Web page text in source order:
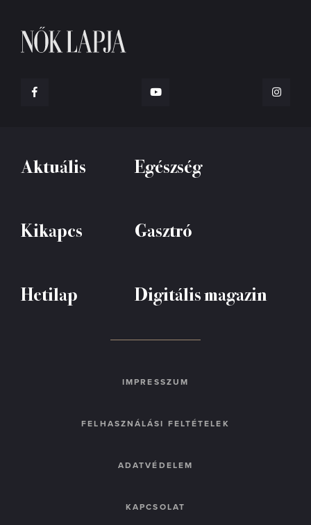
Aktuális Egészség
Kikapcs Gasztró
Hetilap Digitális magazin
IMPRESSZUM
FELHASZNÁLÁSI FELTÉTELEK
ADATVÉDELEM
KAPCSOLAT